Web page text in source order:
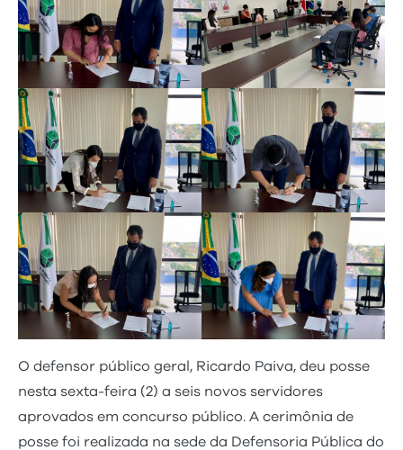
O defensor público geral, Ricardo Paiva, deu posse
nesta sexta-feira (2) a seis novos servidores
aprovados em concurso público. A cerimônia de
posse foi realizada na sede da Defensoria Pública do